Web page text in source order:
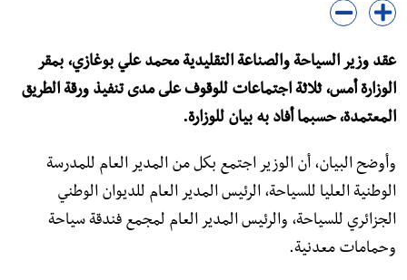
عقد وزير السياحة والصناعة التقليدية محمد علي بوغازي، بمقر
الوزارة أمس، ثلاثة اجتماعات للوقوف على مدى تنفيذ ورقة الطريق
المعتمدة، حسبما أفاد به بيان للوزارة.
وأوضح البيان، أن الوزير اجتمع بكل من المدير العام للمدرسة
الوطنية العليا للسياحة، الرئيس المدير العام للديوان الوطني
الجزائري للسياحة، والرئيس المدير العام لمجمع فندقة سياحة
وحمامات معدنية.